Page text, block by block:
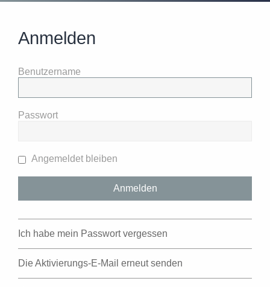
Anmelden
Benutzername
Passwort
Angemeldet bleiben
Ich habe mein Passwort vergessen
Die Aktivierungs-E-Mail erneut senden